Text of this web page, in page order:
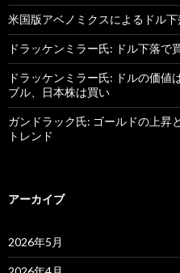
米国版アベノミクスによるドル
ドラッケンミラー氏: ドル下落で
ドラッケンミラー氏: ドルの価
ブル、日本株は買い
ガンドラック氏: ゴールドの上昇
トレンド
アーカイブ
2026年5月